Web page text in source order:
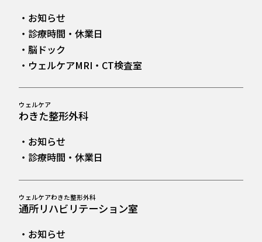
・お知らせ
・診療時間・休業日
・脳ドック
・ウェルケアMRI・CT検査室
ウェルケア
わきた整形外科
・お知らせ
・診療時間・休業日
ウェルケアわきた整形外科
通所リハビリテーション室
・お知らせ